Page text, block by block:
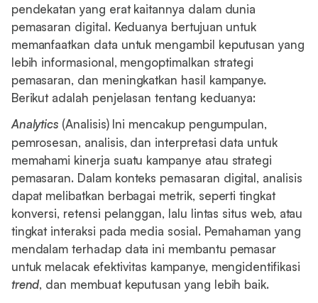
pendekatan yang erat kaitannya dalam dunia
pemasaran digital. Keduanya bertujuan untuk
memanfaatkan data untuk mengambil keputusan yang
lebih informasional, mengoptimalkan strategi
pemasaran, dan meningkatkan hasil kampanye.
Berikut adalah penjelasan tentang keduanya:
Analytics (Analisis) Ini mencakup pengumpulan,
pemrosesan, analisis, dan interpretasi data untuk
memahami kinerja suatu kampanye atau strategi
pemasaran. Dalam konteks pemasaran digital, analisis
dapat melibatkan berbagai metrik, seperti tingkat
konversi, retensi pelanggan, lalu lintas situs web, atau
tingkat interaksi pada media sosial. Pemahaman yang
mendalam terhadap data ini membantu pemasar
untuk melacak efektivitas kampanye, mengidentifikasi
trend, dan membuat keputusan yang lebih baik.